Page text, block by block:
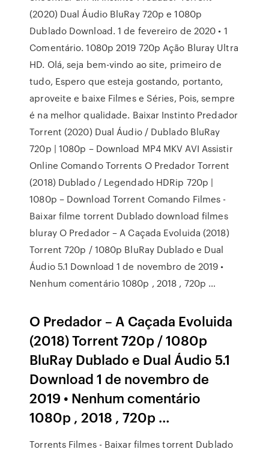
(2020) Dual Áudio BluRay 720p e 1080p
Dublado Download. 1 de fevereiro de 2020 • 1
Comentário. 1080p 2019 720p Ação Bluray Ultra
HD. Olá, seja bem-vindo ao site, primeiro de
tudo, Espero que esteja gostando, portanto,
aproveite e baixe Filmes e Séries, Pois, sempre
é na melhor qualidade. Baixar Instinto Predador
Torrent (2020) Dual Áudio / Dublado BluRay
720p | 1080p – Download MP4 MKV AVI Assistir
Online Comando Torrents O Predador Torrent
(2018) Dublado / Legendado HDRip 720p |
1080p – Download Torrent Comando Filmes -
Baixar filme torrent Dublado download filmes
bluray O Predador – A Caçada Evoluida (2018)
Torrent 720p / 1080p BluRay Dublado e Dual
Áudio 5.1 Download 1 de novembro de 2019 •
Nenhum comentário 1080p , 2018 , 720p …
O Predador – A Caçada Evoluida
(2018) Torrent 720p / 1080p
BluRay Dublado e Dual Áudio 5.1
Download 1 de novembro de
2019 • Nenhum comentário
1080p , 2018 , 720p …
Torrents Filmes - Baixar filmes torrent Dublado